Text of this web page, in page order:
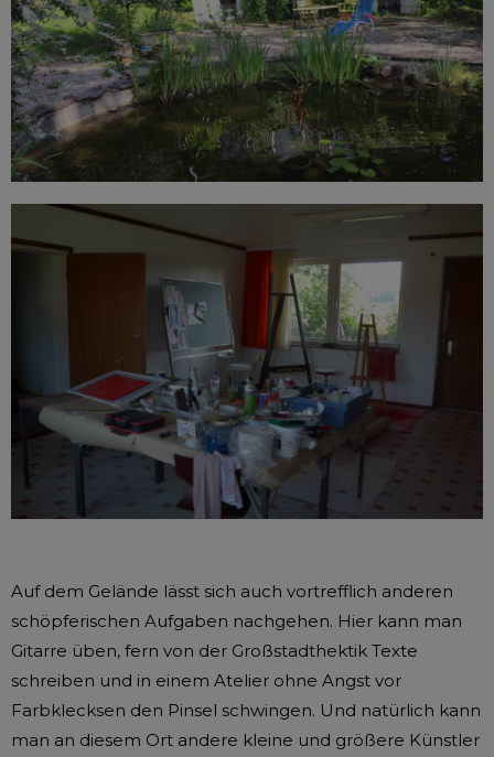
Auf dem Gelände lässt sich auch vortrefflich anderen
schöpferischen Aufgaben nachgehen. Hier kann man
Gitarre üben, fern von der Großstadthektik Texte
schreiben und in einem Atelier ohne Angst vor
Farbklecksen den Pinsel schwingen. Und natürlich kann
man an diesem Ort andere kleine und größere Künstler